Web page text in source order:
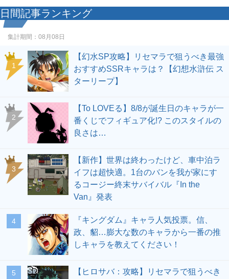
日間記事ランキング
集計期間： 08月08日
1
【幻水SP攻略】リセマラで狙うべき最強
おすすめSSRキャラは？【幻想水滸伝 ス
ターリープ】
2
【To LOVEる】8/8が誕生日のキャラが一
番くじでフィギュア化!? このスタイルの
良さは…
3
【新作】世界は終わったけど、車中泊ラ
イフは超快適。1台のバンを我が家にす
るコージー終末サバイバル『In the
Van』発表
4
『キングダム』キャラ人気投票。信、
政、貂…膨大な数のキャラから一番の推
しキャラを教えてください！
5
【ヒロサバ：攻略】リセマラで狙うべき